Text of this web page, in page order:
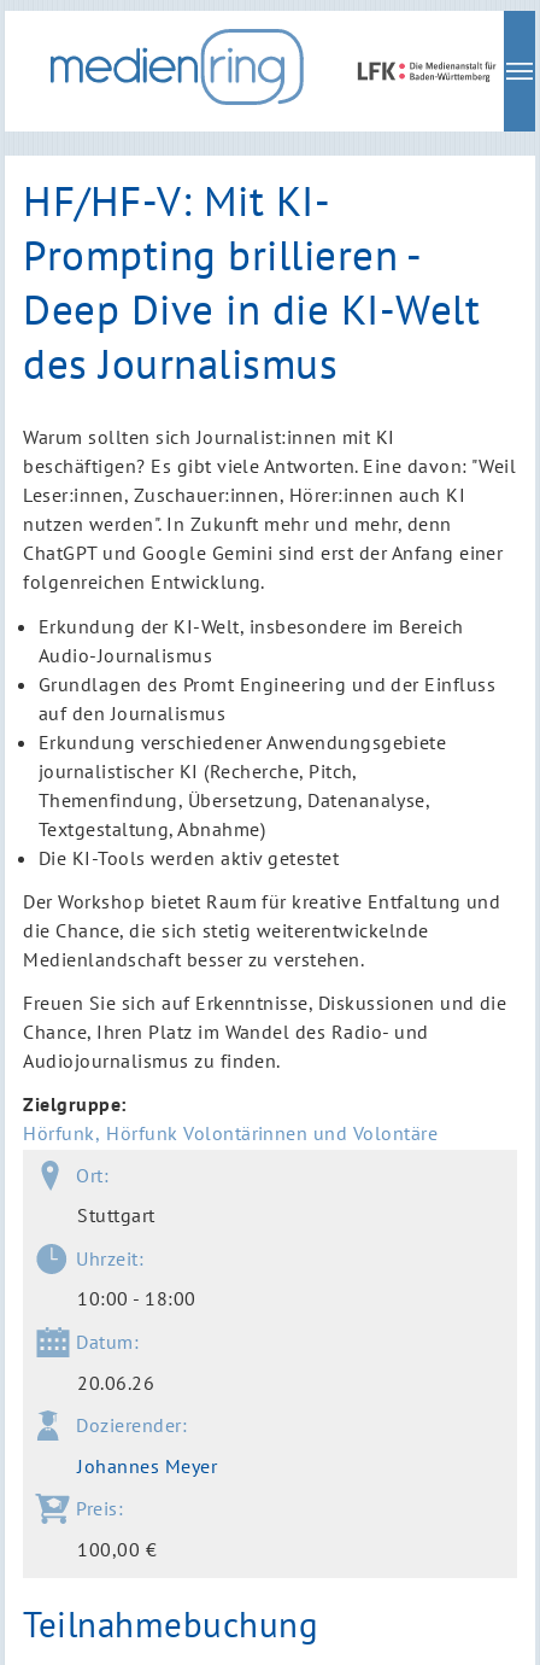
Skip
HF/HF-V: Mit KI-
Prompting brillieren -
Deep Dive in die KI-Welt
des Journalismus
Warum sollten sich Journalist:innen mit KI
beschäftigen? Es gibt viele Antworten. Eine davon: "Weil
Leser:innen, Zuschauer:innen, Hörer:innen auch KI
nutzen werden". In Zukunft mehr und mehr, denn
ChatGPT und Google Gemini sind erst der Anfang einer
folgenreichen Entwicklung.
Erkundung der KI-Welt, insbesondere im Bereich
Audio-Journalismus
Grundlagen des Promt Engineering und der Einfluss
auf den Journalismus
Erkundung verschiedener Anwendungsgebiete
journalistischer KI (Recherche, Pitch,
Themenfindung, Übersetzung, Datenanalyse,
Textgestaltung, Abnahme)
Die KI-Tools werden aktiv getestet
Der Workshop bietet Raum für kreative Entfaltung und
die Chance, die sich stetig weiterentwickelnde
Medienlandschaft besser zu verstehen.
Freuen Sie sich auf Erkenntnisse, Diskussionen und die
Chance, Ihren Platz im Wandel des Radio- und
Audiojournalismus zu finden.
Zielgruppe
Hörfunk Hörfunk Volontärinnen und Volontäre
Ort:
Stuttgart
Uhrzeit:
10:00 - 18:00
Datum:
20.06.26
Dozierender:
Johannes Meyer
Preis:
100,00 €
Teilnahmebuchung